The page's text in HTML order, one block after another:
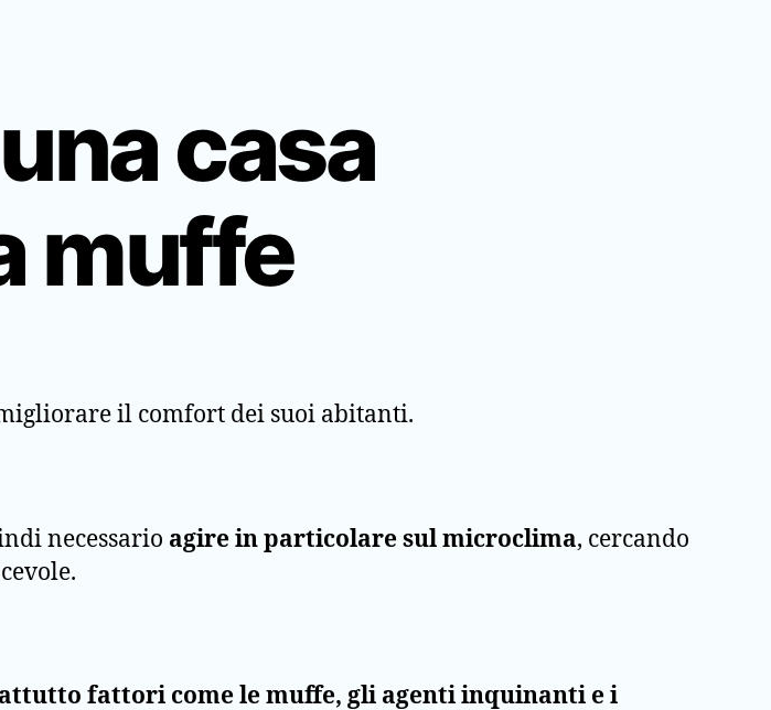
casa
muffe
il comfort dei suoi abitanti.
necessario agire in particolare sul microclima, cercando
fattori come le muffe, gli agenti inquinanti e i